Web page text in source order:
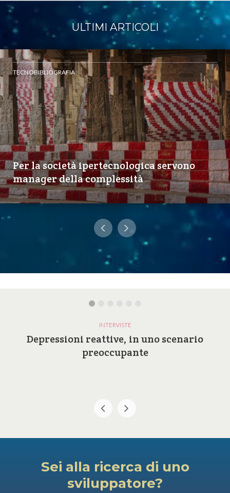
ULTIMI ARTICOLI
TECNOBIBLIOGRAFIA
Per la società ipertecnologica servono
manager della complessità
INTERVISTE
Depressioni reattive, in uno scenario
preoccupante
Sei alla ricerca di uno
sviluppatore?